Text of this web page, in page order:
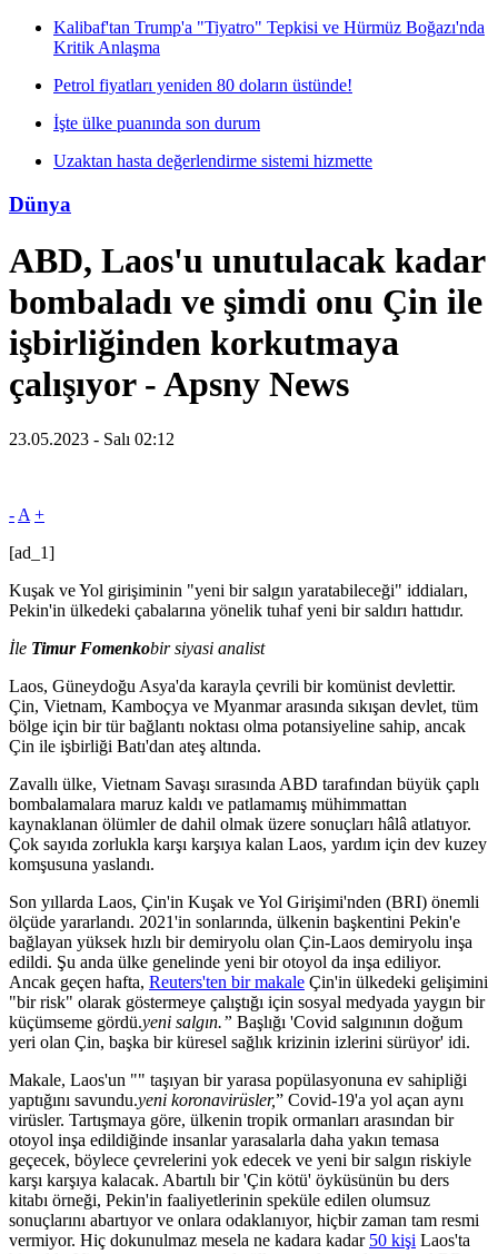
Kalibaf'tan Trump'a "Tiyatro" Tepkisi ve Hürmüz Boğazı'nda
Kritik Anlaşma
Petrol fiyatları yeniden 80 doların üstünde!
İşte ülke puanında son durum
Uzaktan hasta değerlendirme sistemi hizmette
Dünya
ABD, Laos'u unutulacak kadar
bombaladı ve şimdi onu Çin ile
işbirliğinden korkutmaya
çalışıyor - Apsny News
23.05.2023 - Salı 02:12
- A +
[ad_1]
Kuşak ve Yol girişiminin "yeni bir salgın yaratabileceği" iddiaları,
Pekin'in ülkedeki çabalarına yönelik tuhaf yeni bir saldırı hattıdır.
İle Timur Fomenkobir siyasi analist
Laos, Güneydoğu Asya'da karayla çevrili bir komünist devlettir.
Çin, Vietnam, Kamboçya ve Myanmar arasında sıkışan devlet, tüm
bölge için bir tür bağlantı noktası olma potansiyeline sahip, ancak
Çin ile işbirliği Batı'dan ateş altında.
Zavallı ülke, Vietnam Savaşı sırasında ABD tarafından büyük çaplı
bombalamalara maruz kaldı ve patlamamış mühimmattan
kaynaklanan ölümler de dahil olmak üzere sonuçları hâlâ atlatıyor.
Çok sayıda zorlukla karşı karşıya kalan Laos, yardım için dev kuzey
komşusuna yaslandı.
Son yıllarda Laos, Çin'in Kuşak ve Yol Girişimi'nden (BRI) önemli
ölçüde yararlandı. 2021'in sonlarında, ülkenin başkentini Pekin'e
bağlayan yüksek hızlı bir demiryolu olan Çin-Laos demiryolu inşa
edildi. Şu anda ülke genelinde yeni bir otoyol da inşa ediliyor.
Ancak geçen hafta, Reuters'ten bir makale Çin'in ülkedeki gelişimini
"bir risk" olarak göstermeye çalıştığı için sosyal medyada yaygın bir
küçümseme gördü.yeni salgın.” Başlığı 'Covid salgınının doğum
yeri olan Çin, başka bir küresel sağlık krizinin izlerini sürüyor' idi.
Makale, Laos'un "" taşıyan bir yarasa popülasyonuna ev sahipliği
yaptığını savundu.yeni koronavirüsler,” Covid-19'a yol açan aynı
virüsler. Tartışmaya göre, ülkenin tropik ormanları arasından bir
otoyol inşa edildiğinde insanlar yarasalarla daha yakın temasa
geçecek, böylece çevrelerini yok edecek ve yeni bir salgın riskiyle
karşı karşıya kalacak. Abartılı bir 'Çin kötü' öyküsünün bu ders
kitabı örneği, Pekin'in faaliyetlerinin speküle edilen olumsuz
sonuçlarını abartıyor ve onlara odaklanıyor, hiçbir zaman tam resmi
vermiyor. Hiç dokunulmaz mesela ne kadara kadar 50 kişi Laos'ta